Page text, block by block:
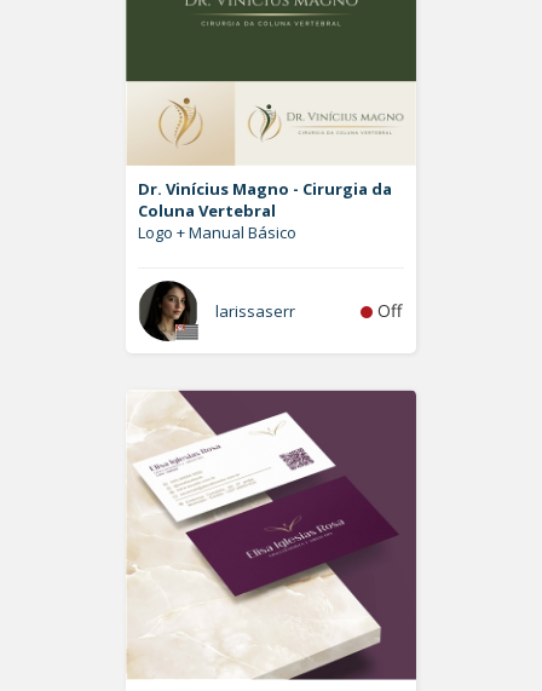
Dr. Vinícius Magno - Cirurgia da
Coluna Vertebral
Logo + Manual Básico
larissaserr Off